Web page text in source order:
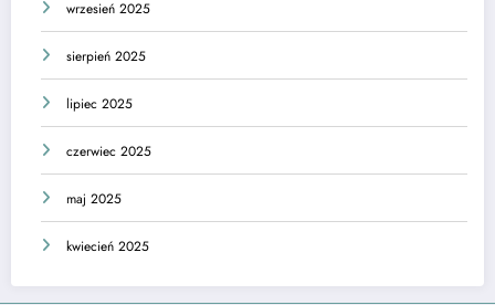
wrzesień 2025
sierpień 2025
lipiec 2025
czerwiec 2025
maj 2025
kwiecień 2025